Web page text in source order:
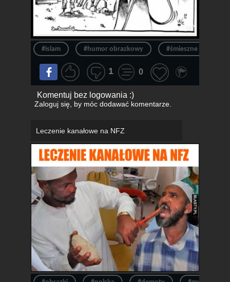
#islam #humor obrazkowy #śmieszne memy
1 0
Komentuj bez logowania :)
Zaloguj się, by móc dodawać komentarze.
Leczenie kanałowe na NFZ